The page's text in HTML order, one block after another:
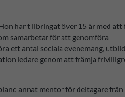
har tillbringat över 15 år med att
samarbetar för att genomföra
ett antal sociala evenemang,
ledare genom att främja
annat mentor för deltagare från